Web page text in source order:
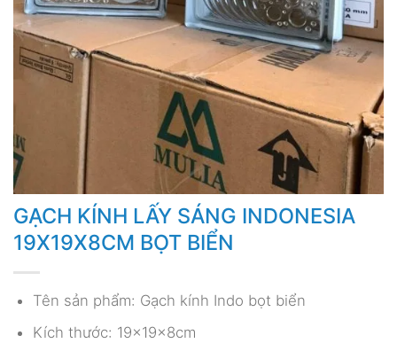
GẠCH KÍNH LẤY SÁNG INDONESIA
19X19X8CM BỌT BIỂN
Tên sản phẩm: Gạch kính Indo bọt biển
Kích thước: 19x19x8cm